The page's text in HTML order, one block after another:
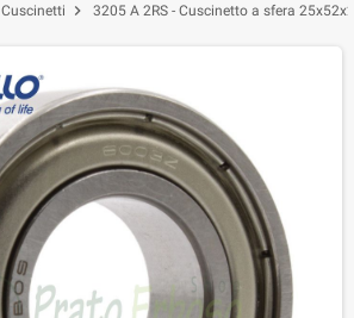
Cuscinetti chevron_right 3205 A 2RS - Cuscinetto a sfera